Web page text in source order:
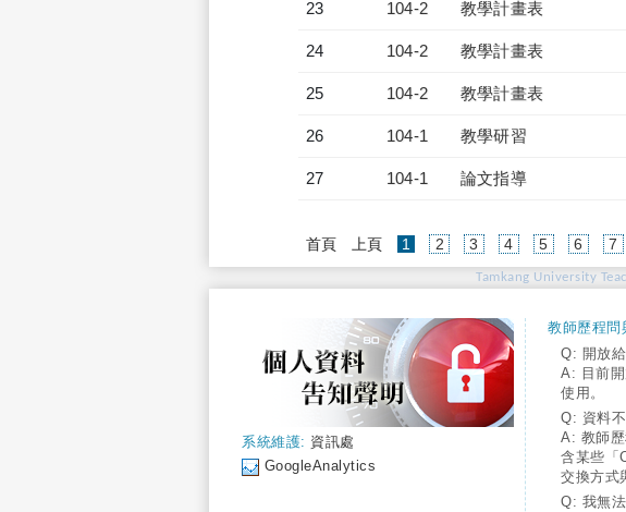
23 104-2 教學計畫表
24 104-2 教學計畫表
25 104-2 教學計畫表
26 104-1 教學研習
27 104-1 論文指導
首頁 上頁 1 (current)
2 3 4 5 6 7
Tamkang University
系統維護: 資訊處
GoogleAnalytics
教師歷程問
Q: 開放
A: 目前
使用。
Q: 資料
A: 教師
含某些「
交換方式
Q: 我無